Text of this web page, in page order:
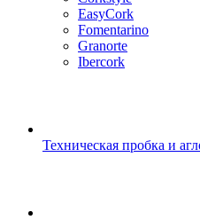
EasyCork
Fomentarino
Granorte
Ibercork
Техническая пробка и